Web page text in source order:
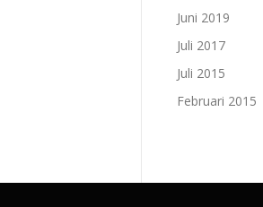
Juni 2019
Juli 2017
Juli 2015
Februari 2015